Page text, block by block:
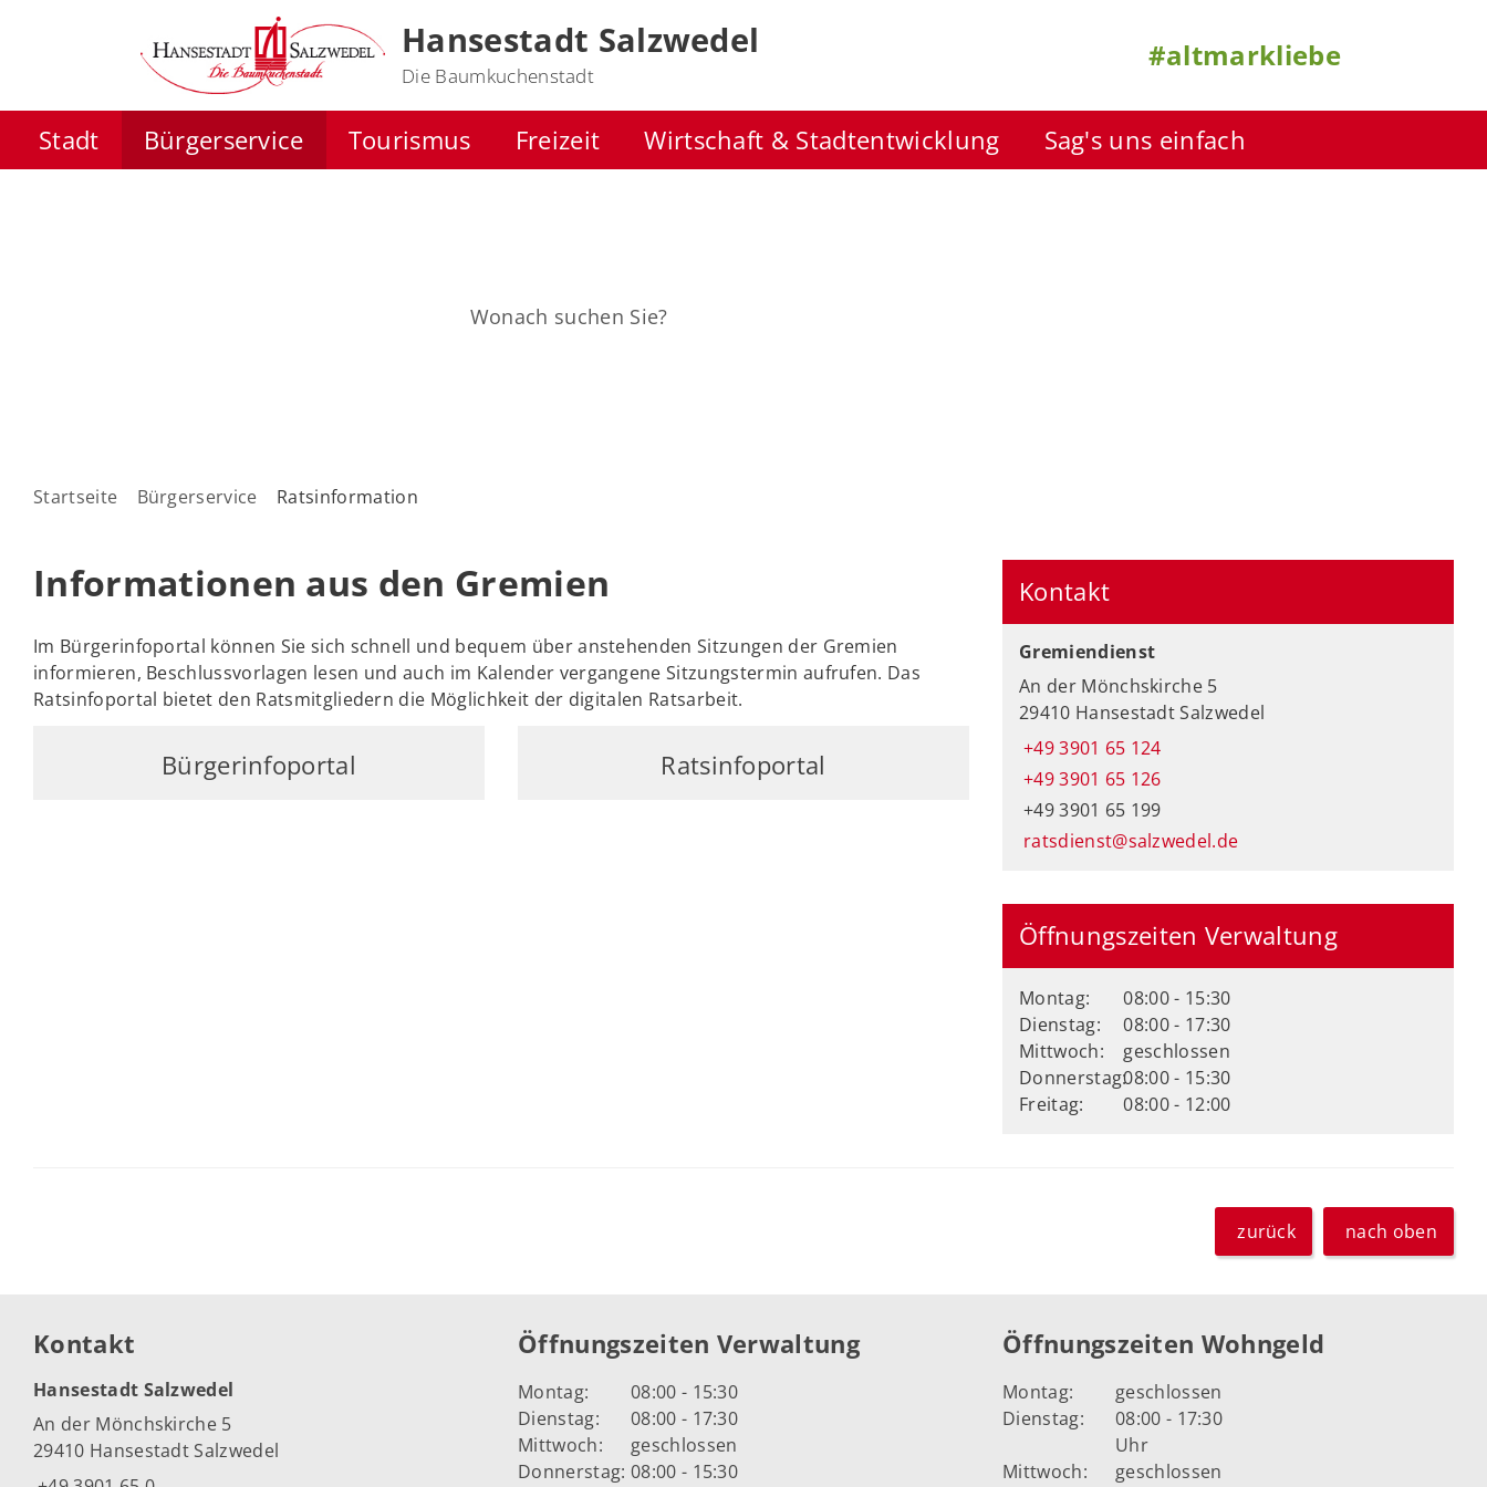
Hansestadt Salzwedel
Die Baumkuchenstadt
#altmarkliebe
Stadt Bürgerservice Tourismus Freizeit Wirtschaft & Stadtentwicklung Sag's uns einfach
Startseite Bürgerservice Ratsinformation
Informationen aus den Gremien
Im Bürgerinfoportal können Sie sich schnell und bequem über anstehenden Sitzungen der Gremien
informieren, Beschlussvorlagen lesen und auch im Kalender vergangene Sitzungstermin aufrufen. Das
Ratsinfoportal bietet den Ratsmitgliedern die Möglichkeit der digitalen Ratsarbeit.
Bürgerinfoportal Ratsinfoportal
Kontakt
Gremiendienst
An der Mönchskirche 5
29410 Hansestadt Salzwedel
+49 3901 65 124
+49 3901 65 126
+49 3901 65 199
ratsdienst@salzwedel.de
Öffnungszeiten Verwaltung
Montag:
08:00 - 15:30
Dienstag:
08:00 - 17:30
Mittwoch:
geschlossen
Donnerstag:08:00 - 15:30
Freitag:
08:00 - 12:00
zurück nach oben
Kontakt
Hansestadt Salzwedel
An der Mönchskirche 5
29410 Hansestadt Salzwedel
Öffnungszeiten Verwaltung
Montag:
08:00 - 15:30
Dienstag:
08:00 - 17:30
Mittwoch:
geschlossen
Donnerstag: 08:00 - 15:30
Öffnungszeiten Wohngeld
Montag:
geschlossen
Dienstag:
08:00 - 17:30
Uhr
Mittwoch:
geschlossen